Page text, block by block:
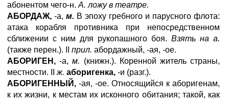
абонентом чего-н. А. ложу в театре.
АБОРДАЖ, -а, м. В эпоху гребного и парусного флота:
атака корабля противника при непосредственном
сближении с ним для рукопашного боя. Взять на а.
(также перен.). II прил. абордажный, -ая, -ое.
АБОРИГЕН, -а,м. (книжн.). Коренной житель страны,
местности. II ж. аборигенка, -и (разг.).
АБОРИГЕННЫЙ, -ая, -ое. Относящийся к аборигенам,
к их жизни, к местам их исконного обитания; такой, как